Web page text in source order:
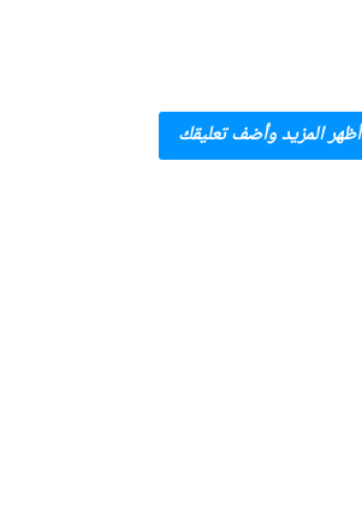
أظهر المزيد وأضف تعليقك